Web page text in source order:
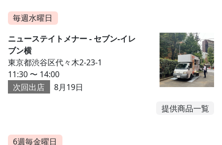
毎週水曜日
ニューステイトメナー - セブン-イレ
ブン横
東京都渋谷区代々木2-23-1
11:30 〜 14:00
次回出店
8月19日
提供商品一覧
6週毎金曜日